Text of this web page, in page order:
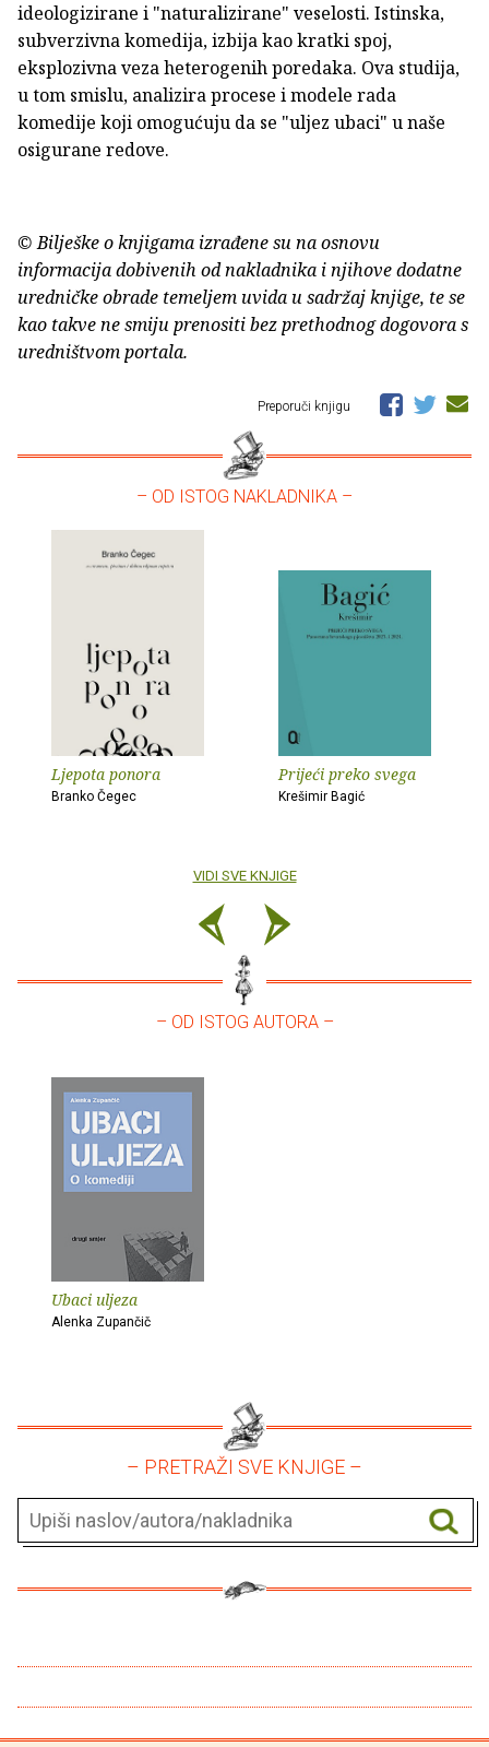
ideologizirane i "naturalizirane" veselosti. Istinska,
subverzivna komedija, izbija kao kratki spoj,
eksplozivna veza heterogenih poredaka. Ova studija,
u tom smislu, analizira procese i modele rada
komedije koji omogućuju da se "uljez ubaci" u naše
osigurane redove.
© Bilješke o knjigama izrađene su na osnovu
informacija dobivenih od nakladnika i njihove dodatne
uredničke obrade temeljem uvida u sadržaj knjige, te se
kao takve ne smiju prenositi bez prethodnog dogovora s
uredništvom portala.
Preporuči knjigu
– OD ISTOG NAKLADNIKA –
Ljepota ponora
Branko Čegec
Prijeći preko svega
Krešimir Bagić
VIDI SVE KNJIGE
– OD ISTOG AUTORA –
Ubaci uljeza
Alenka Zupančič
– PRETRAŽI SVE KNJIGE –